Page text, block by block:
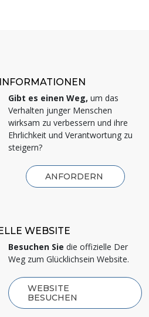
Gibt es einen Weg, um das
Verhalten junger Menschen
wirksam zu verbessern und ihre
Ehrlichkeit und Verantwortung zu
steigern?
ANFORDERN
WEBSITE
Besuchen Sie die offizielle Der
Weg zum Glücklichsein Website.
WEBSITE
BESUCHEN